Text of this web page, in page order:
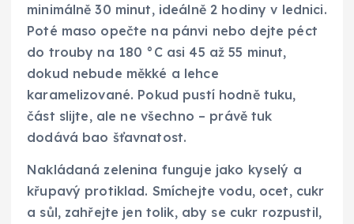
minimálně 30 minut, ideálně 2 hodiny v lednici.
Poté maso opečte na pánvi nebo dejte péct
do trouby na 180 °C asi 45 až 55 minut,
dokud nebude měkké a lehce
karamelizované. Pokud pustí hodně tuku,
část slijte, ale ne všechno – právě tuk
dodává bao šťavnatost.
Nakládaná zelenina funguje jako kyselý a
křupavý protiklad. Smíchejte vodu, ocet, cukr
a sůl, zahřejte jen tolik, aby se cukr rozpustil,